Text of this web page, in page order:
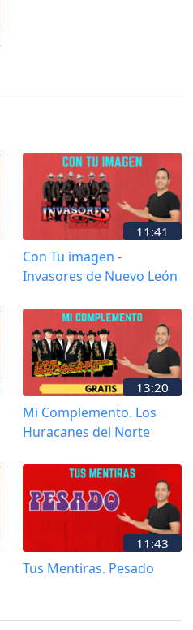
11:41
Con Tu imagen -
Invasores de Nuevo León
13:20
Mi Complemento. Los
Huracanes del Norte
11:43
Tus Mentiras. Pesado